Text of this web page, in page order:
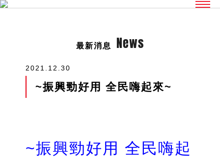
最新消息 News
2021.12.30
~振興勁好用 全民嗨起來~
~振興勁好用 全民嗨起